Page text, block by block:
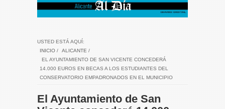
USTED ESTÁ AQUÍ:
INICIO / ALICANTE /
EL AYUNTAMIENTO DE SAN VICENTE CONCEDERÁ
14.000 EUROS EN BECAS A LOS ESTUDIANTES DEL
CONSERVATORIO EMPADRONADOS EN EL MUNICIPIO
El Ayuntamiento de San